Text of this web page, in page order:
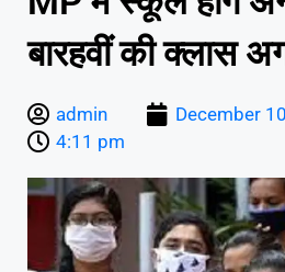
बारहवीं की क्लास
admin
December
4:11 pm